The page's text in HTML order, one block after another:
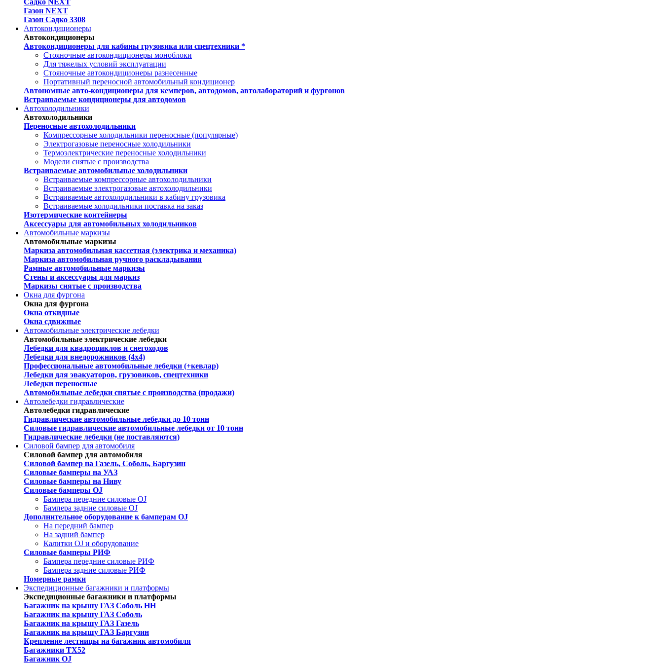
Садко NEXT
Газон NEXT
Газон Садко 3308
Автокондиционеры
Автокондиционеры
Автокондиционеры для кабины грузовика или спецтехники *
Стояночные автокондиционеры моноблоки
Для тяжелых условий эксплуатации
Стояночные автокондиционеры разнесенные
Портативный переносной автомобильный кондиционер
Автономные авто-кондиционеры для кемперов, автодомов, автолабораторий и фургонов
Встраиваемые кондиционеры для автодомов
Автохолодильники
Автохолодильники
Переносные автохолодильники
Компрессорные холодильники переносные (популярные)
Электрогазовые переносные холодильники
Термоэлектрические переносные холодильники
Модели снятые с производства
Встраиваемые автомобильные холодильники
Встраиваемые компрессорные автохолодильники
Встраиваемые электрогазовые автохолодильники
Встраиваемые автохолодильники в кабину грузовика
Встраиваемые холодильники поставка на заказ
Изотермические контейнеры
Аксессуары для автомобильных холодильников
Автомобильные маркизы
Автомобильные маркизы
Маркиза автомобильная кассетная (электрика и механика)
Маркиза автомобильная ручного раскладывания
Рамные автомобильные маркизы
Стены и аксессуары для маркиз
Маркизы снятые с производства
Окна для фургона
Окна для фургона
Окна откидные
Окна сдвижные
Автомобильные электрические лебедки
Автомобильные электрические лебедки
Лебедки для квадроциклов и снегоходов
Лебедки для внедорожников (4х4)
Профессиональные автомобильные лебедки (+кевлар)
Лебедки для эвакуаторов, грузовиков, спецтехники
Лебедки переносные
Автомобильные лебедки снятые с производства (продажи)
Автолебедки гидравлические
Автолебедки гидравлические
Гидравлические автомобильные лебедки до 10 тонн
Силовые гидравлические автомобильные лебедки от 10 тонн
Гидравлические лебедки (не поставляются)
Силовой бампер для автомобиля
Силовой бампер для автомобиля
Силовой бампер на Газель, Соболь, Баргузин
Силовые бамперы на УАЗ
Силовые бамперы на Ниву
Силовые бамперы OJ
Бампера передние силовые OJ
Бампера задние силовые OJ
Дополнительное оборудование к бамперам OJ
На передний бампер
На задний бампер
Калитки OJ и оборудование
Силовые бамперы РИФ
Бампера передние силовые РИФ
Бампера задние силовые РИФ
Номерные рамки
Экспедиционные багажники и платформы
Экспедиционные багажники и платформы
Багажник на крышу ГАЗ Соболь НН
Багажник на крышу ГАЗ Соболь
Багажник на крышу ГАЗ Газель
Багажник на крышу ГАЗ Баргузин
Крепление лестницы на багажник автомобиля
Багажники ТХ52
Багажник OJ